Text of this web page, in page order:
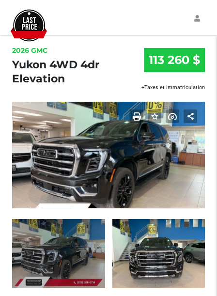
2026 GMC
Yukon 4WD 4dr
Elevation
113 260 $
+Taxes et immatriculation